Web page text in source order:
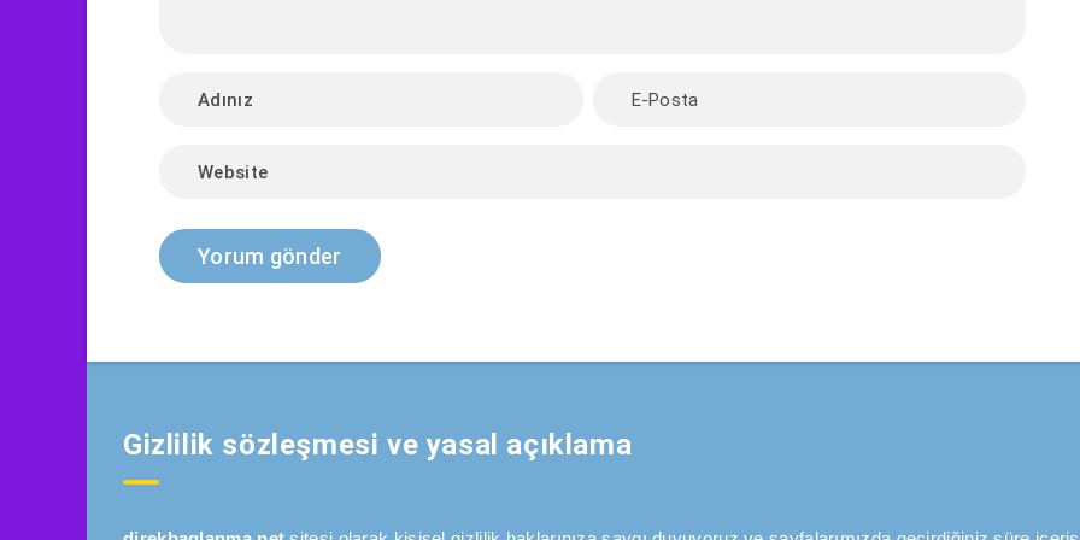
Gizlilik sözleşmesi ve yasal açıklama